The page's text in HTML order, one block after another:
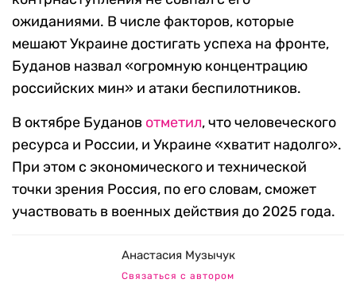
ожиданиями. В числе факторов, которые
мешают Украине достигать успеха на фронте,
Буданов назвал «огромную концентрацию
российских мин» и атаки беспилотников.
В октябре Буданов отметил, что человеческого
ресурса и России, и Украине «хватит надолго».
При этом с экономического и технической
точки зрения Россия, по его словам, сможет
участвовать в военных действия до 2025 года.
Анастасия Музычук
Связаться с автором